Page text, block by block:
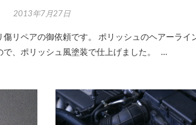
2013年7月27日
で、ポリッシュ風塗装で仕上げました。 …